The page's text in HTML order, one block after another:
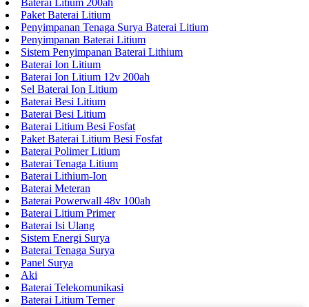
Baterai Litium 200ah
Paket Baterai Litium
Penyimpanan Tenaga Surya Baterai Litium
Penyimpanan Baterai Litium
Sistem Penyimpanan Baterai Lithium
Baterai Ion Litium
Baterai Ion Litium 12v 200ah
Sel Baterai Ion Litium
Baterai Besi Litium
Baterai Besi Litium
Baterai Litium Besi Fosfat
Paket Baterai Litium Besi Fosfat
Baterai Polimer Litium
Baterai Tenaga Litium
Baterai Lithium-Ion
Baterai Meteran
Baterai Powerwall 48v 100ah
Baterai Litium Primer
Baterai Isi Ulang
Sistem Energi Surya
Baterai Tenaga Surya
Panel Surya
Aki
Baterai Telekomunikasi
Baterai Litium Terner